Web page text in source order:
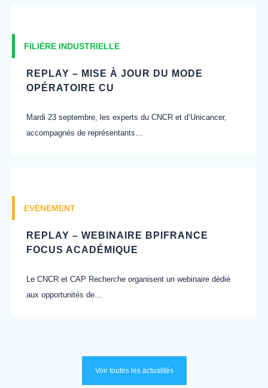
FILIÈRE INDUSTRIELLE
REPLAY – MISE À JOUR DU MODE
OPÉRATOIRE CU
Mardi 23 septembre, les experts du CNCR et d’Unicancer,
accompagnés de représentants…
EVÈNEMENT
REPLAY – WEBINAIRE BPIFRANCE
FOCUS ACADÉMIQUE
Le CNCR et CAP Recherche organisent un webinaire dédié
aux opportunités de…
Voir toutes les actualités